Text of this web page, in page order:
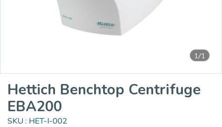
1/1
Hettich Benchtop Centrifuge
EBA200
SKU : HET-I-002